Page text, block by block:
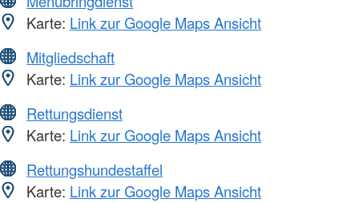
Karte: Link zur Google Maps Ansicht
Mitgliedschaft
Karte: Link zur Google Maps Ansicht
Rettungsdienst
Karte: Link zur Google Maps Ansicht
Rettungshundestaffel
Karte: Link zur Google Maps Ansicht